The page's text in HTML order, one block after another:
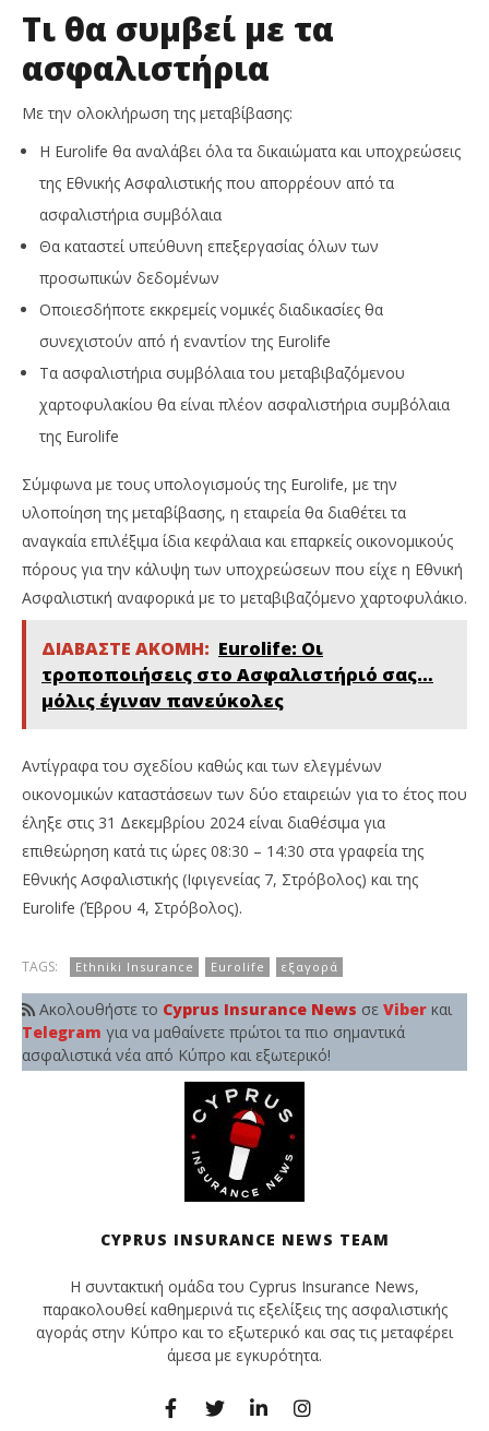
Τι θα συμβεί με τα
ασφαλιστήρια
Με την ολοκλήρωση της μεταβίβασης:
Η Eurolife θα αναλάβει όλα τα δικαιώματα και υποχρεώσεις
της Εθνικής Ασφαλιστικής που απορρέουν από τα
ασφαλιστήρια συμβόλαια
Θα καταστεί υπεύθυνη επεξεργασίας όλων των
προσωπικών δεδομένων
Οποιεσδήποτε εκκρεμείς νομικές διαδικασίες θα
συνεχιστούν από ή εναντίον της Eurolife
Τα ασφαλιστήρια συμβόλαια του μεταβιβαζόμενου
χαρτοφυλακίου θα είναι πλέον ασφαλιστήρια συμβόλαια
της Eurolife
Σύμφωνα με τους υπολογισμούς της Eurolife, με την
υλοποίηση της μεταβίβασης, η εταιρεία θα διαθέτει τα
αναγκαία επιλέξιμα ίδια κεφάλαια και επαρκείς οικονομικούς
πόρους για την κάλυψη των υποχρεώσεων που είχε η Εθνική
Ασφαλιστική αναφορικά με το μεταβιβαζόμενο χαρτοφυλάκιο.
ΔΙΑΒΑΣΤΕ ΑΚΟΜΗ: Eurolife: Οι
τροποποιήσεις στο Ασφαλιστήριό σας…
μόλις έγιναν πανεύκολες
Αντίγραφα του σχεδίου καθώς και των ελεγμένων
οικονομικών καταστάσεων των δύο εταιρειών για το έτος που
έληξε στις 31 Δεκεμβρίου 2024 είναι διαθέσιμα για
επιθεώρηση κατά τις ώρες 08:30 – 14:30 στα γραφεία της
Εθνικής Ασφαλιστικής (Ιφιγενείας 7, Στρόβολος) και της
Eurolife (Έβρου 4, Στρόβολος).
TAGS: Ethniki Insurance Eurolife εξαγορά
Ακολουθήστε το Cyprus Insurance News σε Viber και
Telegram για να μαθαίνετε πρώτοι τα πιο σημαντικά
ασφαλιστικά νέα από Κύπρο και εξωτερικό!
CYPRUS INSURANCE NEWS TEAM
Η συντακτική ομάδα του Cyprus Insurance News,
παρακολουθεί καθημερινά τις εξελίξεις της ασφαλιστικής
αγοράς στην Κύπρο και το εξωτερικό και σας τις μεταφέρει
άμεσα με εγκυρότητα.